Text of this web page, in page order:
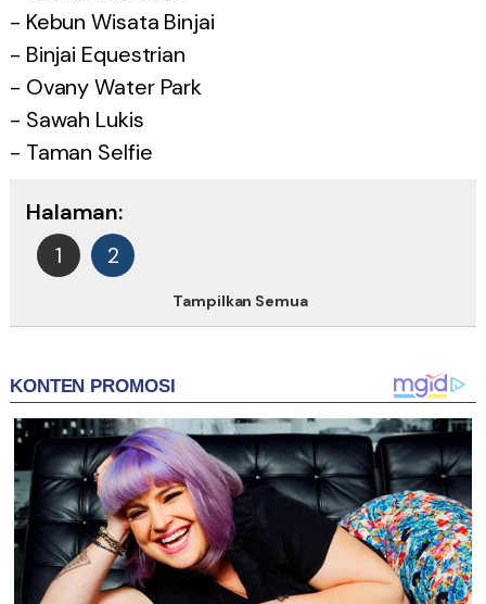
- Kebun Wisata Binjai
- Binjai Equestrian
- Ovany Water Park
- Sawah Lukis
- Taman Selfie
Halaman:
1
2
Tampilkan Semua